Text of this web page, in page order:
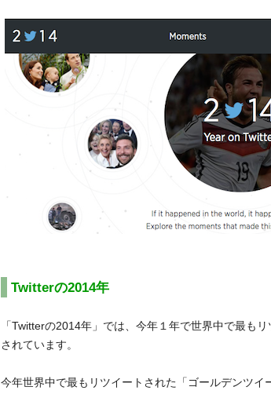
Twitterの2014年
「Twitterの2014年」では、今年１年で世界中で最も
されています。
今年世界中で最もリツイートされた「ゴールデンツ